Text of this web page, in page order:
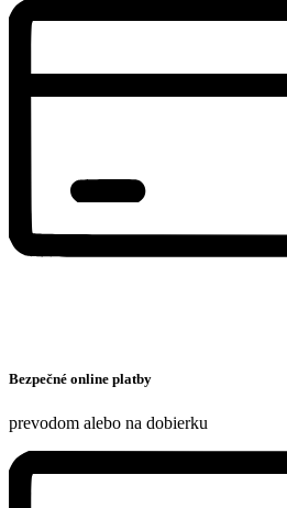
Bezpečné online platby
prevodom alebo na dobierku